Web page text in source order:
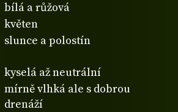
bílá a růžová
květen
slunce a polostín
kyselá až neutrální
mírně vlhká ale s dobrou
drenáží